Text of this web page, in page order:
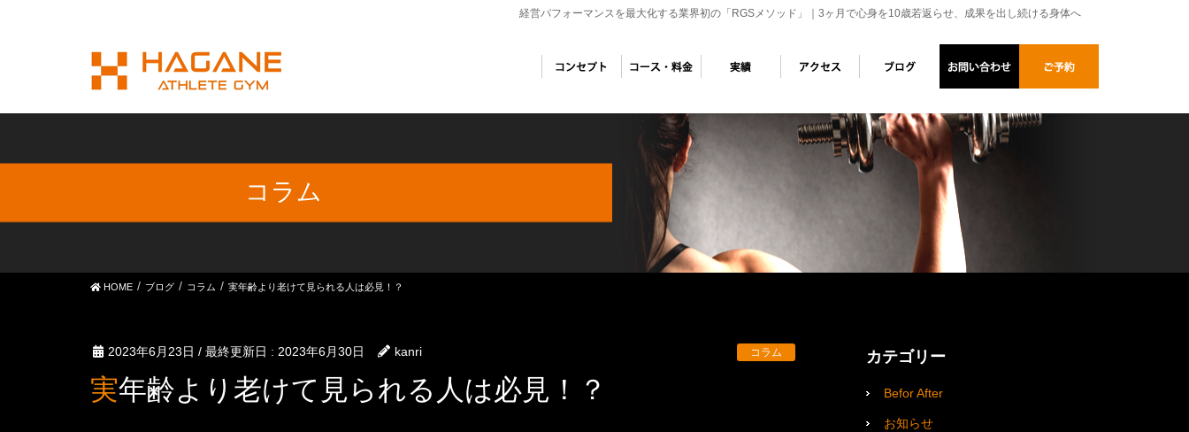
経営パフォーマンスを最大化する業界初の「RGSメソッド」｜3ヶ月で心身を10歳若返らせ、成果を出し続ける身体へ
コラム
HOME ブログ コラム 実年齢より老けて見られる人は必見！？
2023年6月23日 / 最終更新日 : 2023年6月30日 kanri コラム
実年齢より老けて見られる人は必見！？
カテゴリー
Befor After
お知らせ